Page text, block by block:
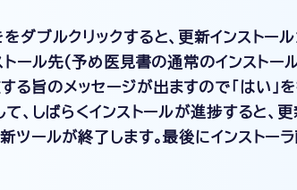
ダブルクリックすると、更新インストール
ストール先(予め医見書の通常のインスト
る旨のメッセージが出ますので「はい」を
て、しばらくインストールが進捗すると
ツールが終了します。最後にインストー